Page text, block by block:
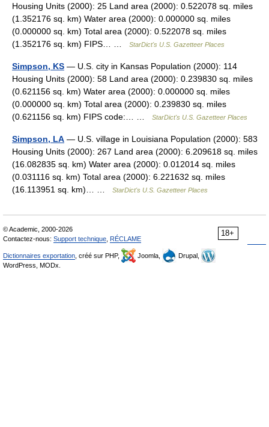
Housing Units (2000): 25 Land area (2000): 0.522078 sq. miles
(1.352176 sq. km) Water area (2000): 0.000000 sq. miles
(0.000000 sq. km) Total area (2000): 0.522078 sq. miles
(1.352176 sq. km) FIPS… …
StarDict's U.S. Gazetteer Places
Simpson, KS — U.S. city in Kansas Population (2000): 114
Housing Units (2000): 58 Land area (2000): 0.239830 sq. miles
(0.621156 sq. km) Water area (2000): 0.000000 sq. miles
(0.000000 sq. km) Total area (2000): 0.239830 sq. miles
(0.621156 sq. km) FIPS code:… …
StarDict's U.S. Gazetteer Places
Simpson, LA — U.S. village in Louisiana Population (2000): 583
Housing Units (2000): 267 Land area (2000): 6.209618 sq. miles
(16.082835 sq. km) Water area (2000): 0.012014 sq. miles
(0.031116 sq. km) Total area (2000): 6.221632 sq. miles
(16.113951 sq. km)… …
StarDict's U.S. Gazetteer Places
18+
© Academic, 2000-2026
Contactez-nous: Support technique RÉCLAME
Dictionnaires exportation , créé sur PHP, Joomla,
Drupal,
WordPress, MODx.